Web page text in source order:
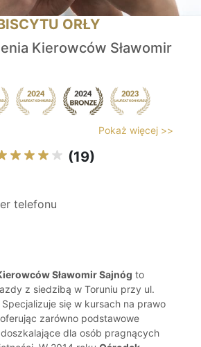
ORŁY
Kierowców Sławomir
Pokaż więcej >>
(19)
telefonu
Sławomir Sajnóg to
z siedzibą w Toruniu przy ul.
się w kursach na prawo
zarówno podstawowe
dla osób pragnących